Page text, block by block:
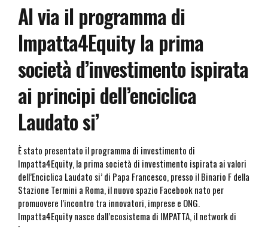
Al via il programma di
Impatta4Equity la prima
società d’investimento ispirata
ai principi dell’enciclica
Laudato si’
È stato presentato il programma di investimento di
Impatta4Equity, la prima società di investimento ispirata ai valori
dell’Enciclica Laudato si’ di Papa Francesco, presso il Binario F della
Stazione Termini a Roma, il nuovo spazio Facebook nato per
promuovere l’incontro tra innovatori, imprese e ONG.
Impatta4Equity nasce dall’ecosistema di IMPATTA, il network di